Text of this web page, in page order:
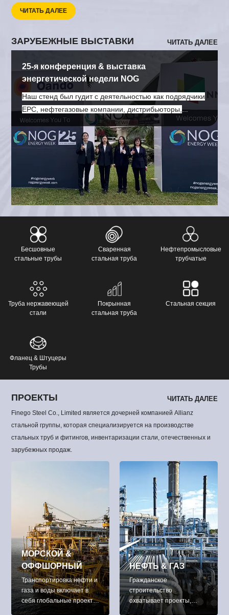
нефтепереработке, строительстве городских трубопроводных сетей,
сооружений, строительство аэропортов, Производство
гидроэлектроэнергии и тепловой энергии, судостроение, сосуды под
давлением, строительство пищевых и фармацевтических заводов,
стальные конструкции и другие инженерные проекты.
ЧИТАТЬ ДАЛЕЕ
ЧИТАТЬ ДАЛЕЕ
ЗАРУБЕЖНЫЕ ВЫСТАВКИ
25-я конференция & выставка
энергетической недели NOG
Наш стенд был гудит с деятельностью как подрядчики
EPC, нефтегазовые компании, дистрибьюторы,
владельцы проектов, и специалисты отрасли
остановились, чтобы обсудить свои требования к
трубопроводу и будущие возможности
сотрудничества. От бесшовных стальных труб и
сварных труб до трубопроводной арматуры, фланцев
и клапанов-наша команда внедряет комплексные
решения для трубопроводных систем,
по всему миру.
Бесшовные
стальные трубы
Сваренная
стальная труба
Нефтепромысловые
трубчатые
Труба нержавеющей
стали
Покрынная
стальная труба
Стальная секция
Фланец & Штуцеры
Трубы
ЧИТАТЬ ДАЛЕЕ
ПРОЕКТЫ
Finego Steel Co., Limited является дочерней компанией Allianz
стальной группы, которая специализируется на производстве
стальных труб и фитингов, инвентаризации стали, отечественных и
зарубежных продаж.
МОРСКОЙ &
ОФФШОРНЫЙ
Транспортировка нефти и
газа и воды включает в
себя глобальные проекты
разведки, добычи,
НЕФТЬ & ГАЗ
Гражданское
строительство
охватывает проекты,
связанные с доставкой